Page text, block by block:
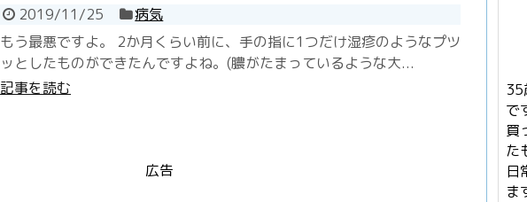
2019/11/25
病気
もう最悪ですよ。 2か月くらい前に、手の指に1つだけ湿疹のようなプツ
ッとしたものができたんですよね。(膿がたまっているような大...
記事を読む
広告
35
で
買
た
日
ま